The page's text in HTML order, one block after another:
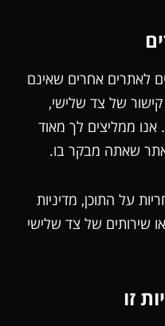
לאתרים אחרים שאינם
של צד שלישי,
ממליצים לך מאוד
אתר שאתה מבקר בו.
על התוכן, מדיניות
שירותים של צד שלישי
זו